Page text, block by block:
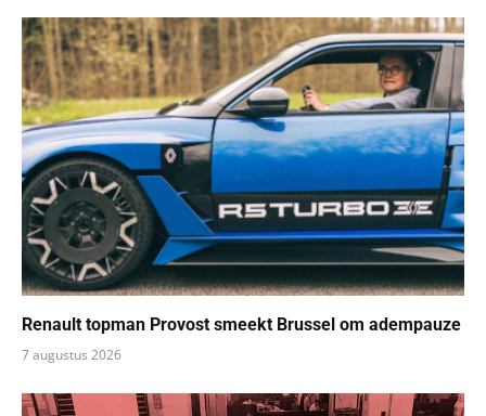
Renault topman Provost smeekt Brussel om adempauze
7 augustus 2026